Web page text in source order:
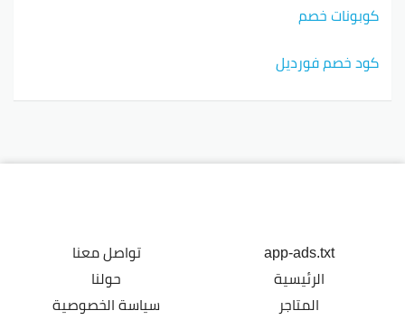
كوبونات خصم
كود خصم فورديل
app-ads.txt
الرئيسية
المتاجر
تواصل معنا
حولنا
سياسة الخصوصية